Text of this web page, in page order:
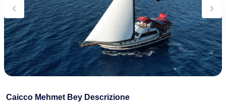
Cibo E Bevande
Come Prenotare
Termini e Condizioni
Contattaci
Caicco Mehmet Bey Descrizione